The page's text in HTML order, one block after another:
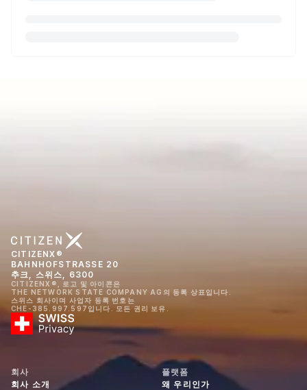
CITIZENX®
BAHNHOFSTRASSE 20
추크, 스위스, 6300
CITIZENX®, 로고 및 아이콘은
THE NETWORK STATE COMPANY AG의 등록 상표입니다.
스위스 회사이며 사업자 등록 번호는
CHE-385.997.597입니다. 모든 권리 보유.
회사
회사 소개
플랫폼
왜 우리인가